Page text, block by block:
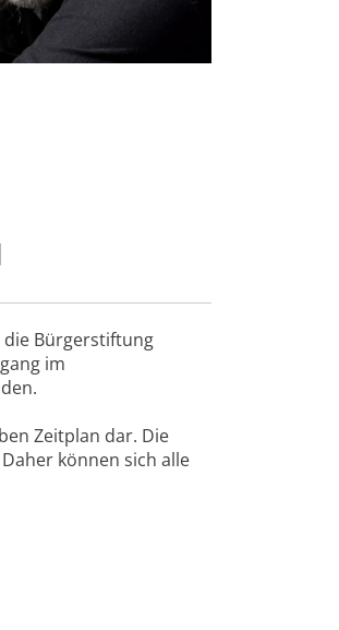
die Bürgerstiftung
im
Zeitplan dar. Die
können sich alle